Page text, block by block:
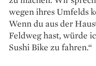
wegen ihres Umfelds
Wenn du aus der
Feldweg hast, würde
Sushi Bike zu fahren.“